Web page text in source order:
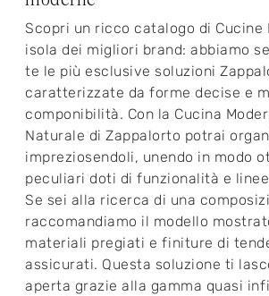
Scopri un ricco catalogo di Cucine
isola dei migliori brand: abbiamo
te le più esclusive soluzioni
caratterizzate da forme decise e
componibilità. Con la Cucina
Naturale di Zappalorto potrai
impreziosendoli, unendo in modo
peculiari doti di funzionalità e
Se sei alla ricerca di una
raccomandiamo il modello
materiali pregiati e finiture di
assicurati. Questa soluzione ti
aperta grazie alla gamma quasi